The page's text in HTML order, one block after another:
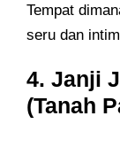
Tempat
seru dan
4. Janji
(Tanah